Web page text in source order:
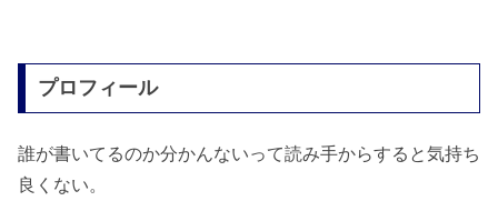
プロフィール
誰が書いてるのか分かんないって読み手からすると気持ち
良くない。